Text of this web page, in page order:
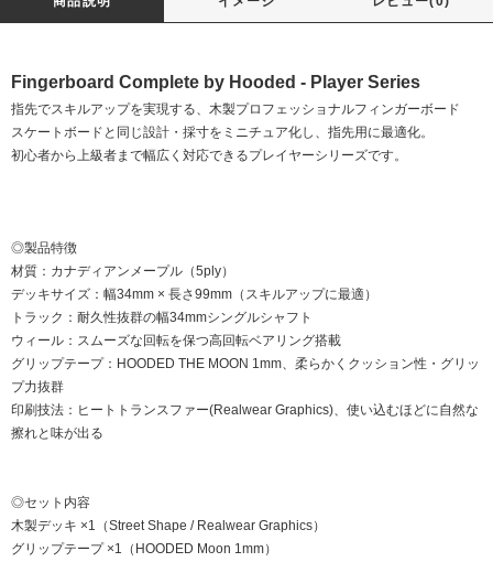
Fingerboard Complete by Hooded - Player Series
指先でスキルアップを実現する、木製プロフェッショナルフィンガーボード
スケートボードと同じ設計・採寸をミニチュア化し、指先用に最適化。
初心者から上級者まで幅広く対応できるプレイヤーシリーズです。
◎製品特徴
材質：カナディアンメープル（5ply）
デッキサイズ：幅34mm × 長さ99mm（スキルアップに最適）
トラック：耐久性抜群の幅34mmシングルシャフト
ウィール：スムーズな回転を保つ高回転ベアリング搭載
グリップテープ：HOODED THE MOON 1mm、柔らかくクッション性・グリッ
プ力抜群
印刷技法：ヒートトランスファー(Realwear Graphics)、使い込むほどに自然な
擦れと味が出る
◎セット内容
木製デッキ ×1（Street Shape / Realwear Graphics）
グリップテープ ×1（HOODED Moon 1mm）